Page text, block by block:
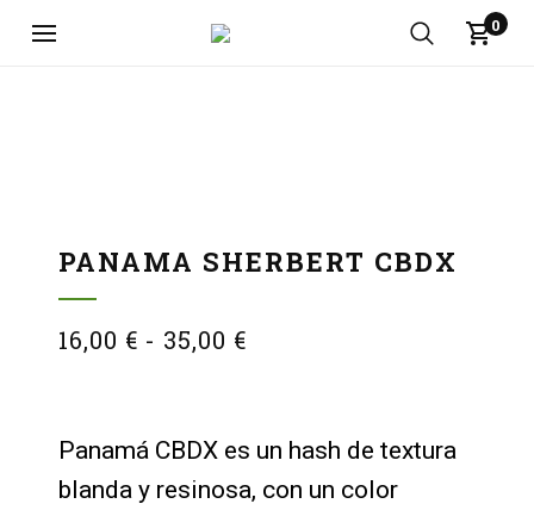
0
PANAMA SHERBERT CBDX
16,00 € - 35,00 €
Panamá CBDX es un hash de textura
blanda y resinosa, con un color